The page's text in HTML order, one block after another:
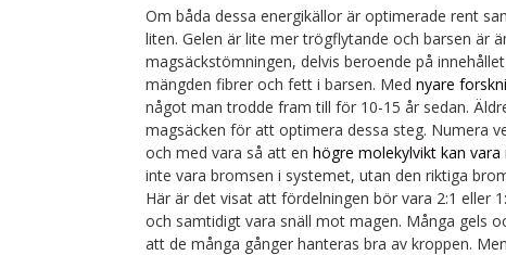
Om båda dessa energikällor är optimerade rent
liten. Gelen är lite mer trögflytande och barsen är
magsäckstömningen, delvis beroende på
mängden fibrer och fett i barsen. Mednyare
något man trodde fram till för 10-15 år sedan.
magsäcken för att optimera dessa steg. Numera
och med vara så att enhögre molekylvikt kan vara
inte vara bromsen i systemet, utan den riktiga
Här är det visat att fördelningen bör vara 2:1 eller
och samtidigt vara snäll mot magen. Många gels
att de många gånger hanteras bra av kroppen.